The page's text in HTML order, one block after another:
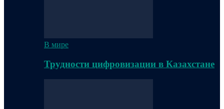
В мире
Трудности цифровизации в Казахстане